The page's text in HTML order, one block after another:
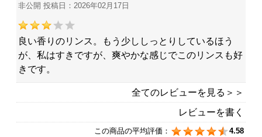
非公開 投稿日：2026年02月17日
良い香りのリンス。もう少ししっとりしているほう
が、私はすきですが、爽やかな感じでこのリンスも好
きです。
全てのレビューを見る＞＞
レビューを書く
この商品の平均評価： 4.58